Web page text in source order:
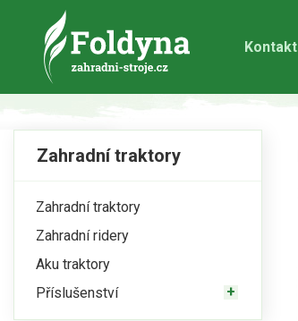
Kontakt
Zahradní traktory
Zahradní traktory
Zahradní ridery
Aku traktory
Příslušenství